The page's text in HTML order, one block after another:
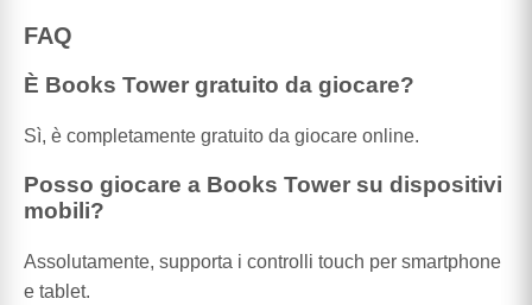
FAQ
È Books Tower gratuito da giocare?
Sì, è completamente gratuito da giocare online.
Posso giocare a Books Tower su dispositivi
mobili?
Assolutamente, supporta i controlli touch per smartphone
e tablet.